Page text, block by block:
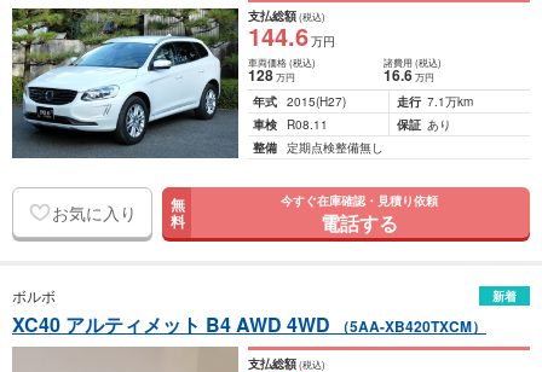
支払総額(税込)
144.6万円
車両価格(税込)
128万円
諸費用 (税込)
16.6 万円
年式 2015(H27) 走行 7.1万km
車検
R08.11 保証 あり
整備 定期点検整備無し
お気に入り 無
料
今すぐ在庫確認・見積り依頼
電話する
ボルボ 新着
XC40 アルティメット B4 AWD 4WD （5AA-XB420TXCM）
支払総額(税込)